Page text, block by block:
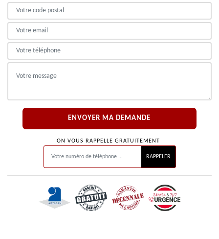
ON VOUS RAPPELLE GRATUITEMENT